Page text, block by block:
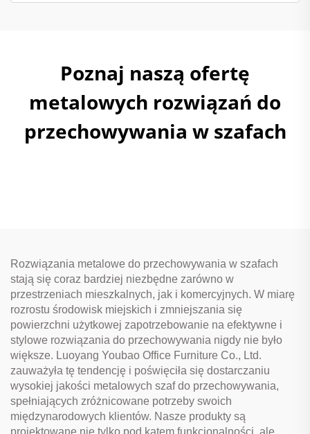
Poznaj naszą ofertę
metalowych rozwiązań do
przechowywania w szafach
Rozwiązania metalowe do przechowywania w szafach
stają się coraz bardziej niezbędne zarówno w
przestrzeniach mieszkalnych, jak i komercyjnych. W miarę
rozrostu środowisk miejskich i zmniejszania się
powierzchni użytkowej zapotrzebowanie na efektywne i
stylowe rozwiązania do przechowywania nigdy nie było
większe. Luoyang Youbao Office Furniture Co., Ltd.
zauważyła tę tendencję i poświęciła się dostarczaniu
wysokiej jakości metalowych szaf do przechowywania,
spełniających zróżnicowane potrzeby swoich
międzynarodowych klientów. Nasze produkty są